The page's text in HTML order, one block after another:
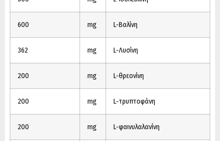
600 mg L-Βαλίνη
362 mg L-Λυσίνη
200 mg L-θρεονίνη
200 mg L-τρυπτοφάνη
200 mg L-φαινυλαλανίνη